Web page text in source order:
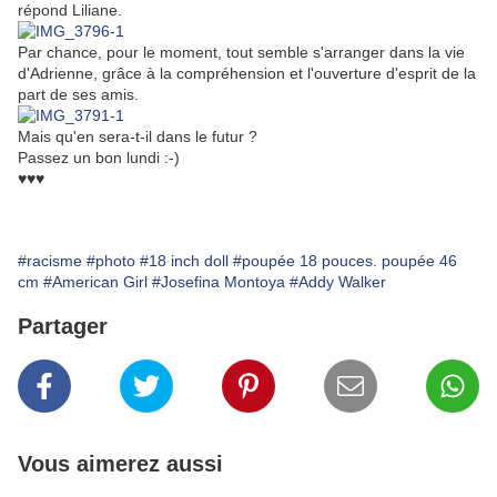
répond Liliane.
Par chance, pour le moment, tout semble s'arranger dans la vie
d'Adrienne, grâce à la compréhension et l'ouverture d'esprit de la
part de ses amis.
Mais qu'en sera-t-il dans le futur ?
Passez un bon lundi :-)
♥♥♥
#racisme #photo #18 inch doll #poupée 18 pouces. poupée 46
cm #American Girl #Josefina Montoya #Addy Walker
Partager
Vous aimerez aussi